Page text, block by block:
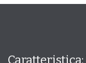
Caratteristica: